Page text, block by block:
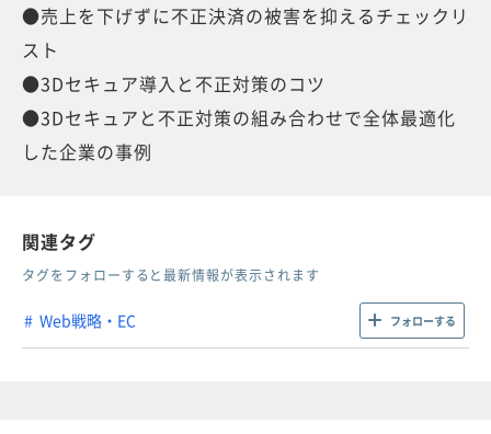
●売上を下げずに不正決済の被害を抑えるチェックリ
スト
●3Dセキュア導入と不正対策のコツ
●3Dセキュアと不正対策の組み合わせで全体最適化
した企業の事例
関連タグ
タグをフォローすると最新情報が表示されます
Web戦略・EC フォローする